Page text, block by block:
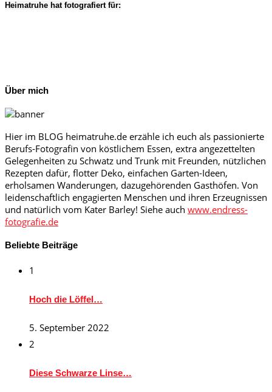
Heimatruhe hat fotografiert für:
Über mich
Hier im BLOG heimatruhe.de erzähle ich euch als passionierte
Berufs-Fotografin von köstlichem Essen, extra angezettelten
Gelegenheiten zu Schwatz und Trunk mit Freunden, nützlichen
Rezepten dafür, flotter Deko, einfachen Garten-Ideen,
erholsamen Wanderungen, dazugehörenden Gasthöfen. Von
leidenschaftlich engagierten Menschen und ihren Erzeugnissen
und natürlich vom Kater Barley! Siehe auch www.endress-
fotografie.de
Beliebte Beiträge
1
Hoch die Löffel…
5. September 2022
2
Diese Schwarze Linse…